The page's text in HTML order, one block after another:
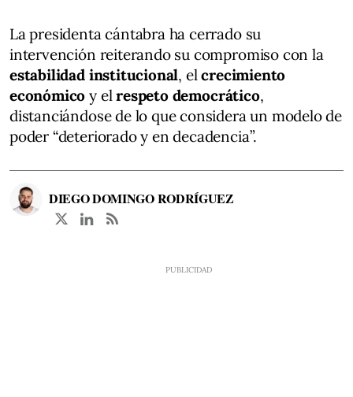
La presidenta cántabra ha cerrado su
intervención reiterando su compromiso con la
estabilidad institucional, elcrecimiento
económico y elrespeto democrático,
distanciándose de lo que considera un modelo de
poder “deteriorado y en decadencia”.
DIEGO DOMINGO RODRÍGUEZ